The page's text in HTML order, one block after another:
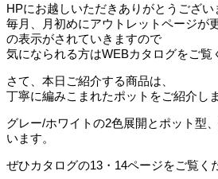
HPにお越しいただきありがとうござい
毎月、月初めにアウトレットページが
の表示がされていきますので
気になられる方はWEBカタログをご覧
さて、本日ご紹介する商品は、
丁寧に編みこまれたポットをご紹介しま
グレー/ホワイトの2色展開とポット型
います。
ぜひカタログの13・14ページをご覧く